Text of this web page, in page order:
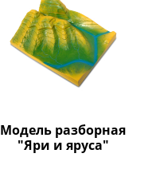
Модель разборная
"Яри и яруса"